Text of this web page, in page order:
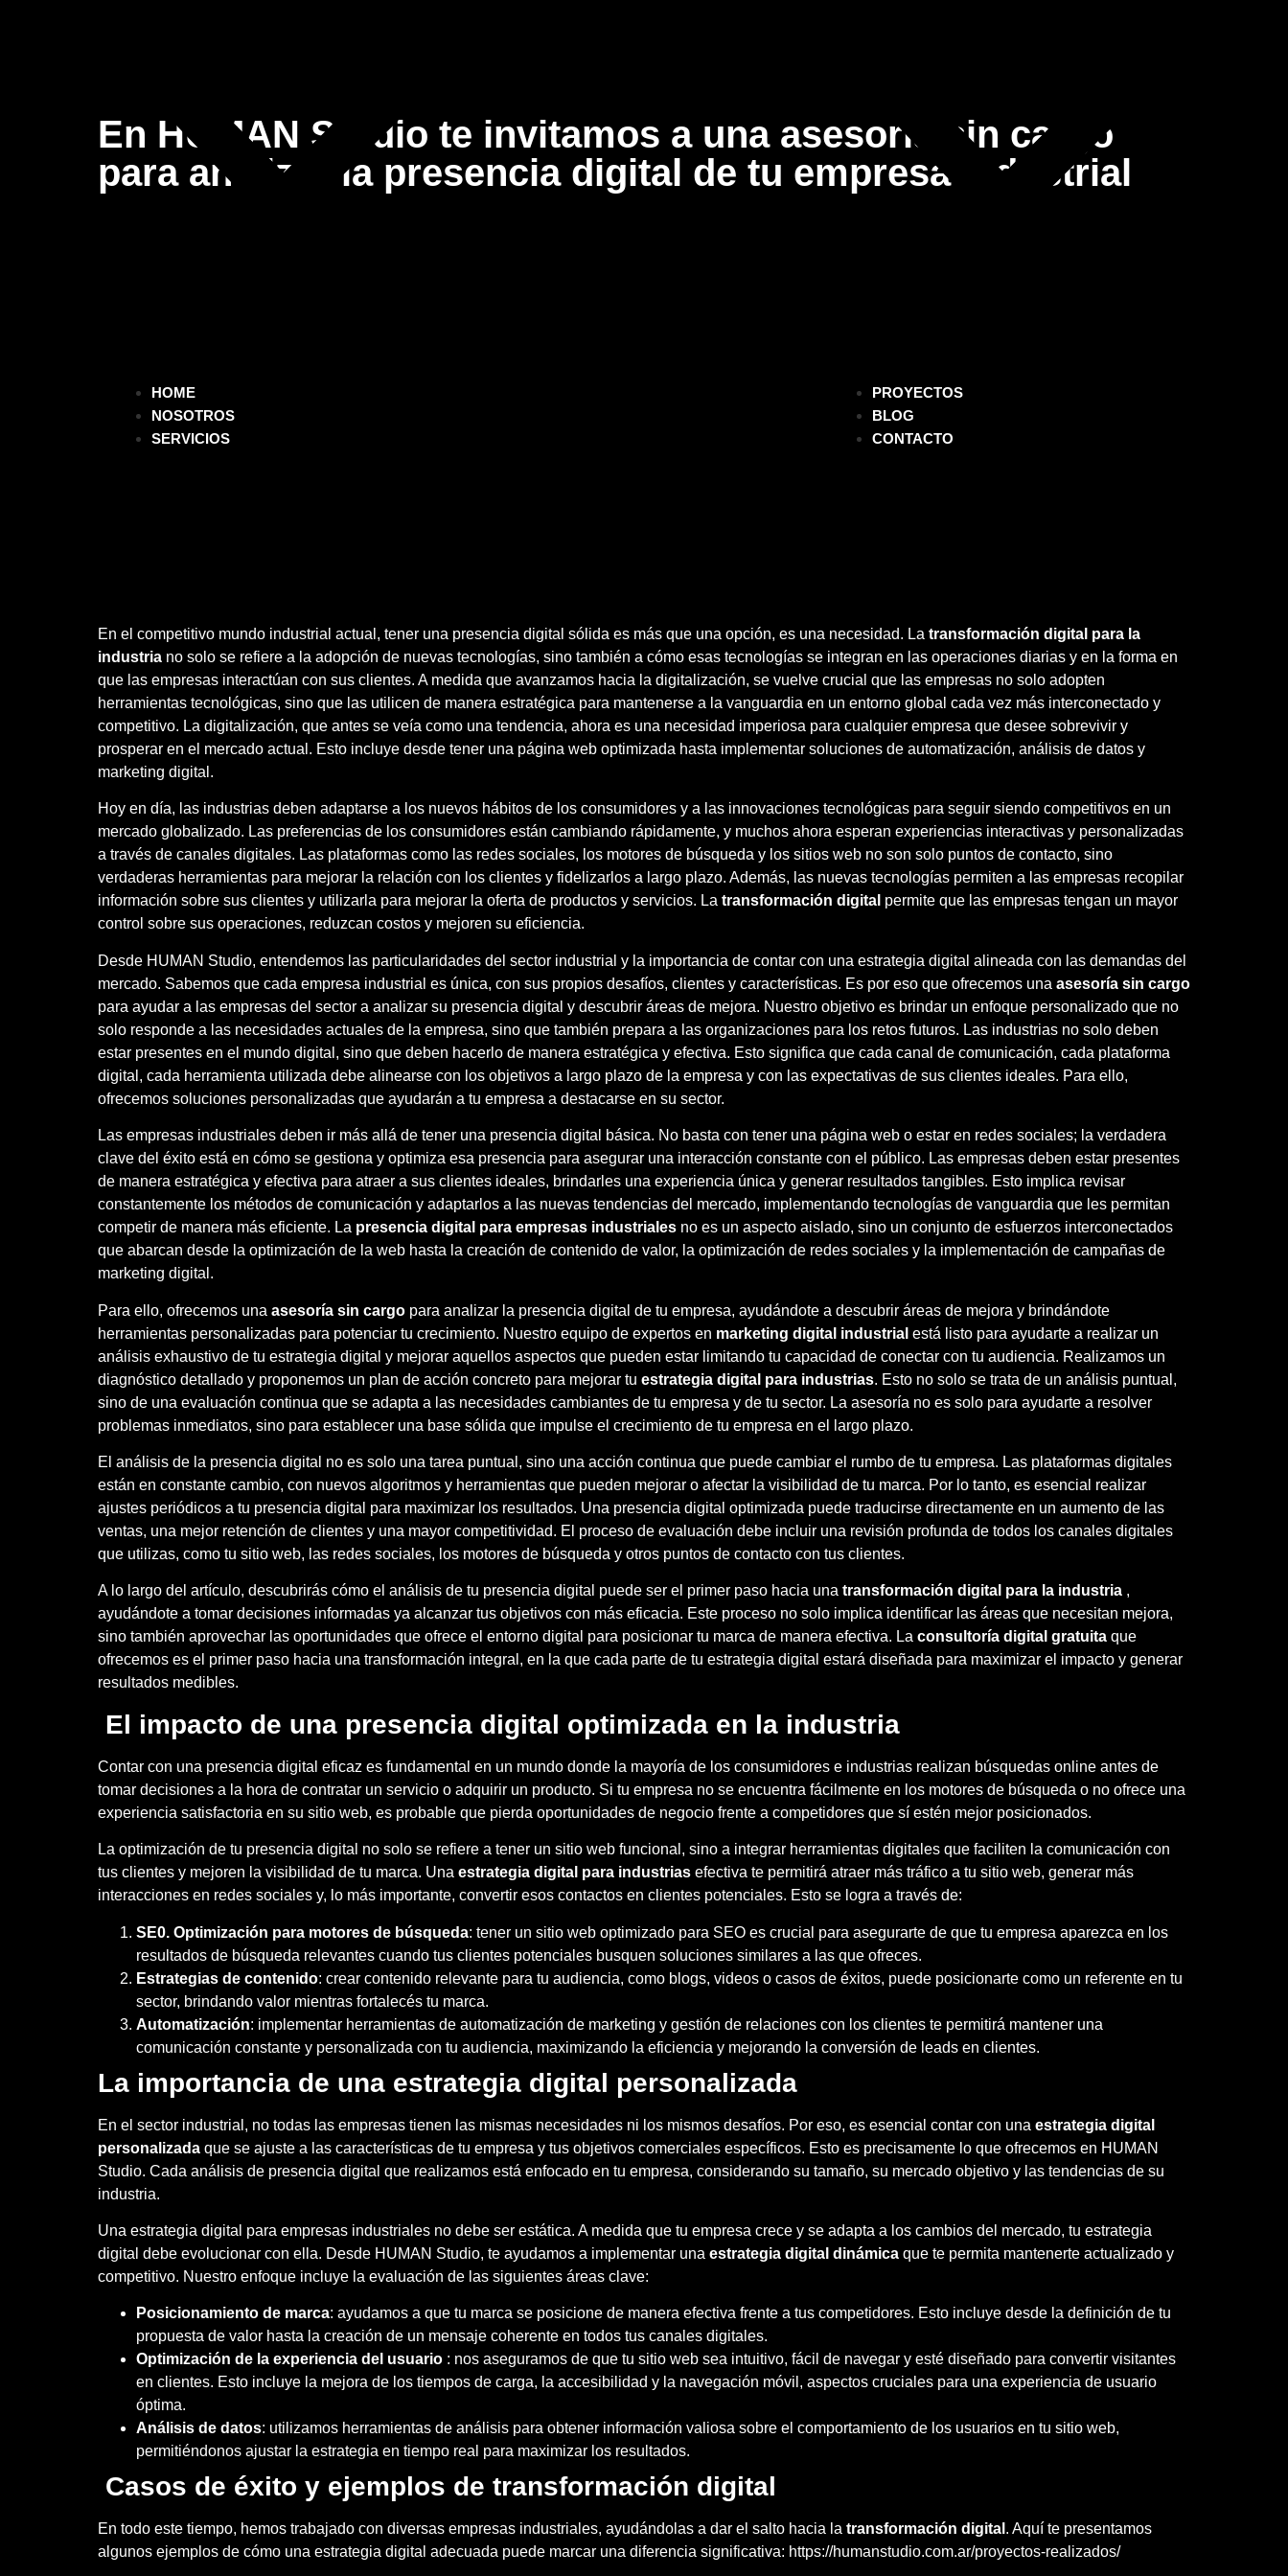
HOME
NOSOTROS
SERVICIOS
PROYECTOS
BLOG
CONTACTO
En HUMAN Studio te invitamos a una asesoría sin cargo
para analizar la presencia digital de tu empresa industrial
En el competitivo mundo industrial actual, tener una presencia digital sólida es más que una opción, es una necesidad. La transformación digital para la
industria no solo se refiere a la adopción de nuevas tecnologías, sino también a cómo esas tecnologías se integran en las operaciones diarias y en la forma en
que las empresas interactúan con sus clientes. A medida que avanzamos hacia la digitalización, se vuelve crucial que las empresas no solo adopten
herramientas tecnológicas, sino que las utilicen de manera estratégica para mantenerse a la vanguardia en un entorno global cada vez más interconectado y
competitivo. La digitalización, que antes se veía como una tendencia, ahora es una necesidad imperiosa para cualquier empresa que desee sobrevivir y
prosperar en el mercado actual. Esto incluye desde tener una página web optimizada hasta implementar soluciones de automatización, análisis de datos y
marketing digital.
Hoy en día, las industrias deben adaptarse a los nuevos hábitos de los consumidores y a las innovaciones tecnológicas para seguir siendo competitivos en un
mercado globalizado. Las preferencias de los consumidores están cambiando rápidamente, y muchos ahora esperan experiencias interactivas y personalizadas
a través de canales digitales. Las plataformas como las redes sociales, los motores de búsqueda y los sitios web no son solo puntos de contacto, sino
verdaderas herramientas para mejorar la relación con los clientes y fidelizarlos a largo plazo. Además, las nuevas tecnologías permiten a las empresas recopilar
información sobre sus clientes y utilizarla para mejorar la oferta de productos y servicios. La transformación digital permite que las empresas tengan un mayor
control sobre sus operaciones, reduzcan costos y mejoren su eficiencia.
Desde HUMAN Studio, entendemos las particularidades del sector industrial y la importancia de contar con una estrategia digital alineada con las demandas del
mercado. Sabemos que cada empresa industrial es única, con sus propios desafíos, clientes y características. Es por eso que ofrecemos una asesoría sin cargo
para ayudar a las empresas del sector a analizar su presencia digital y descubrir áreas de mejora. Nuestro objetivo es brindar un enfoque personalizado que no
solo responde a las necesidades actuales de la empresa, sino que también prepara a las organizaciones para los retos futuros. Las industrias no solo deben
estar presentes en el mundo digital, sino que deben hacerlo de manera estratégica y efectiva. Esto significa que cada canal de comunicación, cada plataforma
digital, cada herramienta utilizada debe alinearse con los objetivos a largo plazo de la empresa y con las expectativas de sus clientes ideales. Para ello,
ofrecemos soluciones personalizadas que ayudarán a tu empresa a destacarse en su sector.
Las empresas industriales deben ir más allá de tener una presencia digital básica. No basta con tener una página web o estar en redes sociales; la verdadera
clave del éxito está en cómo se gestiona y optimiza esa presencia para asegurar una interacción constante con el público. Las empresas deben estar presentes
de manera estratégica y efectiva para atraer a sus clientes ideales, brindarles una experiencia única y generar resultados tangibles. Esto implica revisar
constantemente los métodos de comunicación y adaptarlos a las nuevas tendencias del mercado, implementando tecnologías de vanguardia que les permitan
competir de manera más eficiente. La presencia digital para empresas industriales no es un aspecto aislado, sino un conjunto de esfuerzos interconectados
que abarcan desde la optimización de la web hasta la creación de contenido de valor, la optimización de redes sociales y la implementación de campañas de
marketing digital.
Para ello, ofrecemos una asesoría sin cargo para analizar la presencia digital de tu empresa, ayudándote a descubrir áreas de mejora y brindándote
herramientas personalizadas para potenciar tu crecimiento. Nuestro equipo de expertos en marketing digital industrial está listo para ayudarte a realizar un
análisis exhaustivo de tu estrategia digital y mejorar aquellos aspectos que pueden estar limitando tu capacidad de conectar con tu audiencia. Realizamos un
diagnóstico detallado y proponemos un plan de acción concreto para mejorar tu estrategia digital para industrias. Esto no solo se trata de un análisis puntual,
sino de una evaluación continua que se adapta a las necesidades cambiantes de tu empresa y de tu sector. La asesoría no es solo para ayudarte a resolver
problemas inmediatos, sino para establecer una base sólida que impulse el crecimiento de tu empresa en el largo plazo.
El análisis de la presencia digital no es solo una tarea puntual, sino una acción continua que puede cambiar el rumbo de tu empresa. Las plataformas digitales
están en constante cambio, con nuevos algoritmos y herramientas que pueden mejorar o afectar la visibilidad de tu marca. Por lo tanto, es esencial realizar
ajustes periódicos a tu presencia digital para maximizar los resultados. Una presencia digital optimizada puede traducirse directamente en un aumento de las
ventas, una mejor retención de clientes y una mayor competitividad. El proceso de evaluación debe incluir una revisión profunda de todos los canales digitales
que utilizas, como tu sitio web, las redes sociales, los motores de búsqueda y otros puntos de contacto con tus clientes.
A lo largo del artículo, descubrirás cómo el análisis de tu presencia digital puede ser el primer paso hacia una transformación digital para la industria ,
ayudándote a tomar decisiones informadas ya alcanzar tus objetivos con más eficacia. Este proceso no solo implica identificar las áreas que necesitan mejora,
sino también aprovechar las oportunidades que ofrece el entorno digital para posicionar tu marca de manera efectiva. La consultoría digital gratuita que
ofrecemos es el primer paso hacia una transformación integral, en la que cada parte de tu estrategia digital estará diseñada para maximizar el impacto y generar
resultados medibles.
El impacto de una presencia digital optimizada en la industria
Contar con una presencia digital eficaz es fundamental en un mundo donde la mayoría de los consumidores e industrias realizan búsquedas online antes de
tomar decisiones a la hora de contratar un servicio o adquirir un producto. Si tu empresa no se encuentra fácilmente en los motores de búsqueda o no ofrece una
experiencia satisfactoria en su sitio web, es probable que pierda oportunidades de negocio frente a competidores que sí estén mejor posicionados.
La optimización de tu presencia digital no solo se refiere a tener un sitio web funcional, sino a integrar herramientas digitales que faciliten la comunicación con
tus clientes y mejoren la visibilidad de tu marca. Una estrategia digital para industrias efectiva te permitirá atraer más tráfico a tu sitio web, generar más
interacciones en redes sociales y, lo más importante, convertir esos contactos en clientes potenciales. Esto se logra a través de:
SE0. Optimización para motores de búsqueda: tener un sitio web optimizado para SEO es crucial para asegurarte de que tu empresa aparezca en los
resultados de búsqueda relevantes cuando tus clientes potenciales busquen soluciones similares a las que ofreces.
Estrategias de contenido: crear contenido relevante para tu audiencia, como blogs, videos o casos de éxitos, puede posicionarte como un referente en tu
sector, brindando valor mientras fortalecés tu marca.
Automatización: implementar herramientas de automatización de marketing y gestión de relaciones con los clientes te permitirá mantener una
comunicación constante y personalizada con tu audiencia, maximizando la eficiencia y mejorando la conversión de leads en clientes.
La importancia de una estrategia digital personalizada
En el sector industrial, no todas las empresas tienen las mismas necesidades ni los mismos desafíos. Por eso, es esencial contar con una estrategia digital
personalizada que se ajuste a las características de tu empresa y tus objetivos comerciales específicos. Esto es precisamente lo que ofrecemos en HUMAN
Studio. Cada análisis de presencia digital que realizamos está enfocado en tu empresa, considerando su tamaño, su mercado objetivo y las tendencias de su
industria.
Una estrategia digital para empresas industriales no debe ser estática. A medida que tu empresa crece y se adapta a los cambios del mercado, tu estrategia
digital debe evolucionar con ella. Desde HUMAN Studio, te ayudamos a implementar una estrategia digital dinámica que te permita mantenerte actualizado y
competitivo. Nuestro enfoque incluye la evaluación de las siguientes áreas clave:
Posicionamiento de marca: ayudamos a que tu marca se posicione de manera efectiva frente a tus competidores. Esto incluye desde la definición de tu
propuesta de valor hasta la creación de un mensaje coherente en todos tus canales digitales.
Optimización de la experiencia del usuario : nos aseguramos de que tu sitio web sea intuitivo, fácil de navegar y esté diseñado para convertir visitantes
en clientes. Esto incluye la mejora de los tiempos de carga, la accesibilidad y la navegación móvil, aspectos cruciales para una experiencia de usuario
óptima.
Análisis de datos: utilizamos herramientas de análisis para obtener información valiosa sobre el comportamiento de los usuarios en tu sitio web,
permitiéndonos ajustar la estrategia en tiempo real para maximizar los resultados.
Casos de éxito y ejemplos de transformación digital
En todo este tiempo, hemos trabajado con diversas empresas industriales, ayudándolas a dar el salto hacia la transformación digital . Aquí te presentamos
algunos ejemplos de cómo una estrategia digital adecuada puede marcar una diferencia significativa: https://humanstudio.com.ar/proyectos-realizados/